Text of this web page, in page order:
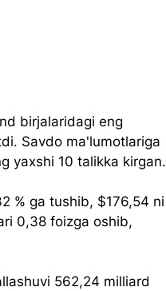
birjalaridagi eng
Savdo ma'lumotlariga
yaxshi 10 talikka kirgan.
% ga tushib, $176,54 ni
0,38 foizga oshib,
562,24 milliard